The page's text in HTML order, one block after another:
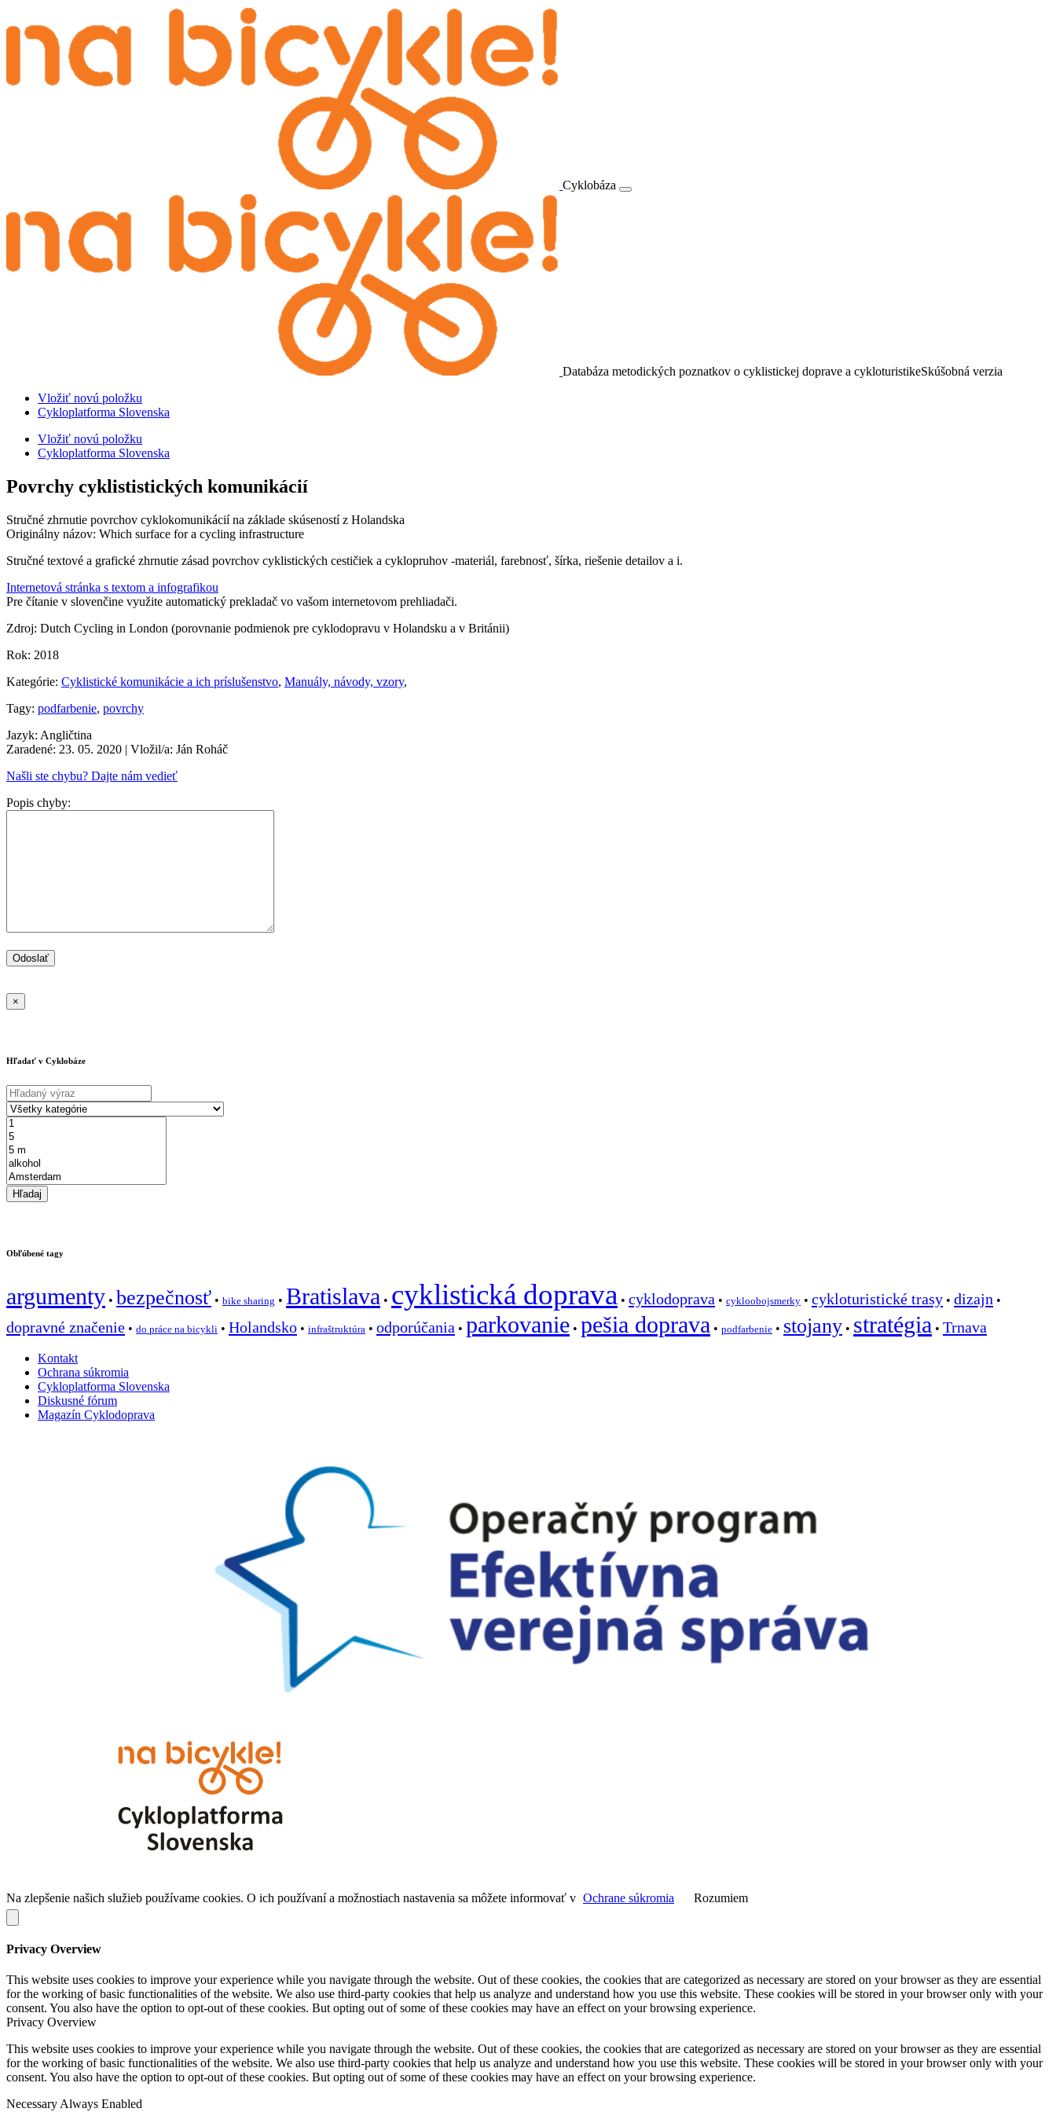
Cyklobáza
Databáza metodických poznatkov o cyklistickej doprave a cykloturistikeSkúšobná verzia
Vložiť novú položku
Cykloplatforma Slovenska
Vložiť novú položku
Cykloplatforma Slovenska
Povrchy cyklististických komunikácií
Stručné zhrnutie povrchov cyklokomunikácií na základe skúseností z Holandska
Originálny názov: Which surface for a cycling infrastructure
Stručné textové a grafické zhrnutie zásad povrchov cyklistických cestičiek a cyklopruhov -materiál, farebnosť, šírka, riešenie detailov a i.
Internetová stránka s textom a infografikou
Pre čítanie v slovenčine využite automatický prekladač vo vašom internetovom prehliadači.
Zdroj: Dutch Cycling in London (porovnanie podmienok pre cyklodopravu v Holandsku a v Británii)
Rok: 2018
Kategórie: Cyklistické komunikácie a ich príslušenstvo, Manuály, návody, vzory,
Tagy: podfarbenie, povrchy
Jazyk: Angličtina
Zaradené: 23. 05. 2020 | Vložil/a: Ján Roháč
Našli ste chybu? Dajte nám vedieť
Popis chyby:
×
Hľadať v Cyklobáze
Obľúbené tagy
argumenty • bezpečnosť • bike sharing • Bratislava • cyklistická doprava • cyklodoprava • cykloobojsmerky • cykloturistické trasy • dizajn •
dopravné značenie • do práce na bicykli • Holandsko • infraštruktúra • odporúčania • parkovanie • pešia doprava • podfarbenie • stojany • stratégia • Trnava
Kontakt
Ochrana súkromia
Cykloplatforma Slovenska
Diskusné fórum
Magazín Cyklodoprava
Na zlepšenie našich služieb používame cookies. O ich používaní a možnostiach nastavenia sa môžete informovať v Ochrane súkromia Rozumiem
Privacy Overview
This website uses cookies to improve your experience while you navigate through the website. Out of these cookies, the cookies that are categorized as necessary are stored on your browser as they are essential
for the working of basic functionalities of the website. We also use third-party cookies that help us analyze and understand how you use this website. These cookies will be stored in your browser only with your
consent. You also have the option to opt-out of these cookies. But opting out of some of these cookies may have an effect on your browsing experience.
Privacy Overview
This website uses cookies to improve your experience while you navigate through the website. Out of these cookies, the cookies that are categorized as necessary are stored on your browser as they are essential
for the working of basic functionalities of the website. We also use third-party cookies that help us analyze and understand how you use this website. These cookies will be stored in your browser only with your
consent. You also have the option to opt-out of these cookies. But opting out of some of these cookies may have an effect on your browsing experience.
Necessary Always Enabled